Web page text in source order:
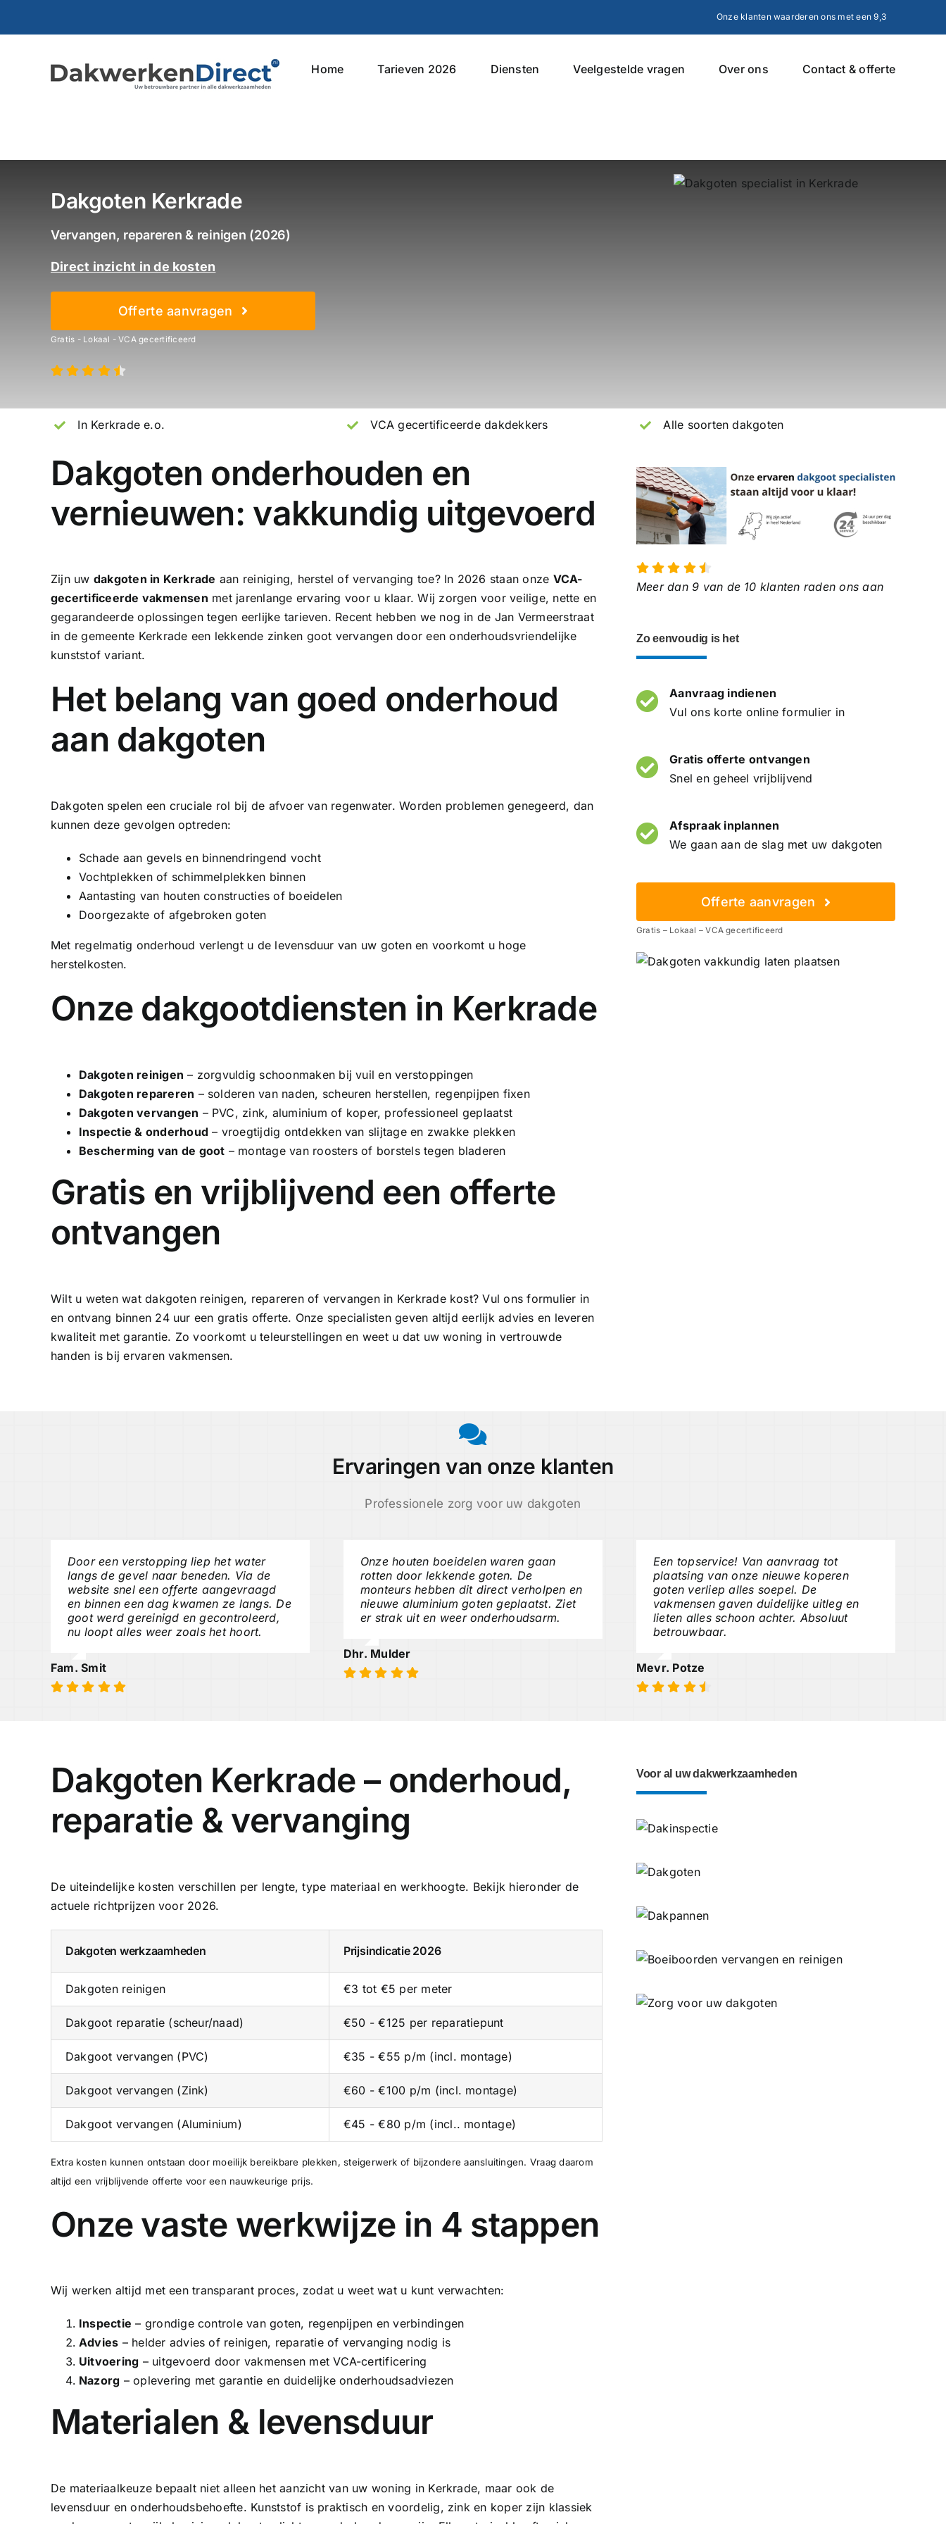
Onze klanten waarderen ons met een 9,3
Home Tarieven 2026 Diensten Veelgestelde vragen Over ons Contact & offerte
Dakgoten Kerkrade
Vervangen, repareren & reinigen (2026)
Direct inzicht in de kosten
Offerte aanvragen
Gratis - Lokaal - VCA gecertificeerd
In Kerkrade e.o. VCA gecertificeerde dakdekkers Alle soorten dakgoten
Dakgoten onderhouden en
vernieuwen: vakkundig uitgevoerd
Zijn uw dakgoten in Kerkrade aan reiniging, herstel of vervanging toe? In 2026 staan onze VCA-
gecertificeerde vakmensen met jarenlange ervaring voor u klaar. Wij zorgen voor veilige, nette en
gegarandeerde oplossingen tegen eerlijke tarieven. Recent hebben we nog in de Jan Vermeerstraat
in de gemeente Kerkrade een lekkende zinken goot vervangen door een onderhoudsvriendelijke
kunststof variant.
Het belang van goed onderhoud
aan dakgoten
Dakgoten spelen een cruciale rol bij de afvoer van regenwater. Worden problemen genegeerd, dan
kunnen deze gevolgen optreden:
Schade aan gevels en binnendringend vocht
Vochtplekken of schimmelplekken binnen
Aantasting van houten constructies of boeidelen
Doorgezakte of afgebroken goten
Met regelmatig onderhoud verlengt u de levensduur van uw goten en voorkomt u hoge
herstelkosten.
Onze dakgootdiensten in Kerkrade
Dakgoten reinigen – zorgvuldig schoonmaken bij vuil en verstoppingen
Dakgoten repareren – solderen van naden, scheuren herstellen, regenpijpen fixen
Dakgoten vervangen – PVC, zink, aluminium of koper, professioneel geplaatst
Inspectie & onderhoud – vroegtijdig ontdekken van slijtage en zwakke plekken
Bescherming van de goot – montage van roosters of borstels tegen bladeren
Gratis en vrijblijvend een offerte
ontvangen
Wilt u weten wat dakgoten reinigen, repareren of vervangen in Kerkrade kost? Vul ons formulier in
en ontvang binnen 24 uur een gratis offerte. Onze specialisten geven altijd eerlijk advies en leveren
kwaliteit met garantie. Zo voorkomt u teleurstellingen en weet u dat uw woning in vertrouwde
handen is bij ervaren vakmensen.
Meer dan 9 van de 10 klanten raden ons aan
Zo eenvoudig is het
Aanvraag indienen
Vul ons korte online formulier in
Gratis offerte ontvangen
Snel en geheel vrijblijvend
Afspraak inplannen
We gaan aan de slag met uw dakgoten
Offerte aanvragen
Gratis – Lokaal – VCA gecertificeerd
Ervaringen van onze klanten
Professionele zorg voor uw dakgoten
Door een verstopping liep het water
langs de gevel naar beneden. Via de
website snel een offerte aangevraagd
en binnen een dag kwamen ze langs. De
goot werd gereinigd en gecontroleerd,
nu loopt alles weer zoals het hoort.
Fam. Smit
Onze houten boeidelen waren gaan
rotten door lekkende goten. De
monteurs hebben dit direct verholpen en
nieuwe aluminium goten geplaatst. Ziet
er strak uit en weer onderhoudsarm.
Dhr. Mulder
Een topservice! Van aanvraag tot
plaatsing van onze nieuwe koperen
goten verliep alles soepel. De
vakmensen gaven duidelijke uitleg en
lieten alles schoon achter. Absoluut
betrouwbaar.
Mevr. Potze
Dakgoten Kerkrade – onderhoud,
reparatie & vervanging
De uiteindelijke kosten verschillen per lengte, type materiaal en werkhoogte. Bekijk hieronder de
actuele richtprijzen voor 2026.
Dakgoten werkzaamheden Prijsindicatie 2026
Dakgoten reinigen €3 tot €5 per meter
Dakgoot reparatie (scheur/naad) €50 - €125 per reparatiepunt
Dakgoot vervangen (PVC) €35 - €55 p/m (incl. montage)
Dakgoot vervangen (Zink) €60 - €100 p/m (incl. montage)
Dakgoot vervangen (Aluminium) €45 - €80 p/m (incl.. montage)
Extra kosten kunnen ontstaan door moeilijk bereikbare plekken, steigerwerk of bijzondere aansluitingen. Vraag daarom
altijd een vrijblijvende offerte voor een nauwkeurige prijs.
Onze vaste werkwijze in 4 stappen
Wij werken altijd met een transparant proces, zodat u weet wat u kunt verwachten:
Inspectie – grondige controle van goten, regenpijpen en verbindingen
Advies – helder advies of reinigen, reparatie of vervanging nodig is
Uitvoering – uitgevoerd door vakmensen met VCA-certificering
Nazorg – oplevering met garantie en duidelijke onderhoudsadviezen
Materialen & levensduur
De materiaalkeuze bepaalt niet alleen het aanzicht van uw woning in Kerkrade, maar ook de
levensduur en onderhoudsbehoefte. Kunststof is praktisch en voordelig, zink en koper zijn klassiek
Voor al uw dakwerkzaamheden